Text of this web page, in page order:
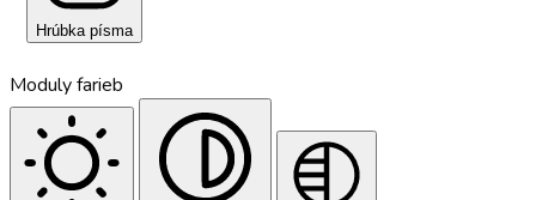
Hrúbka písma
Moduly farieb